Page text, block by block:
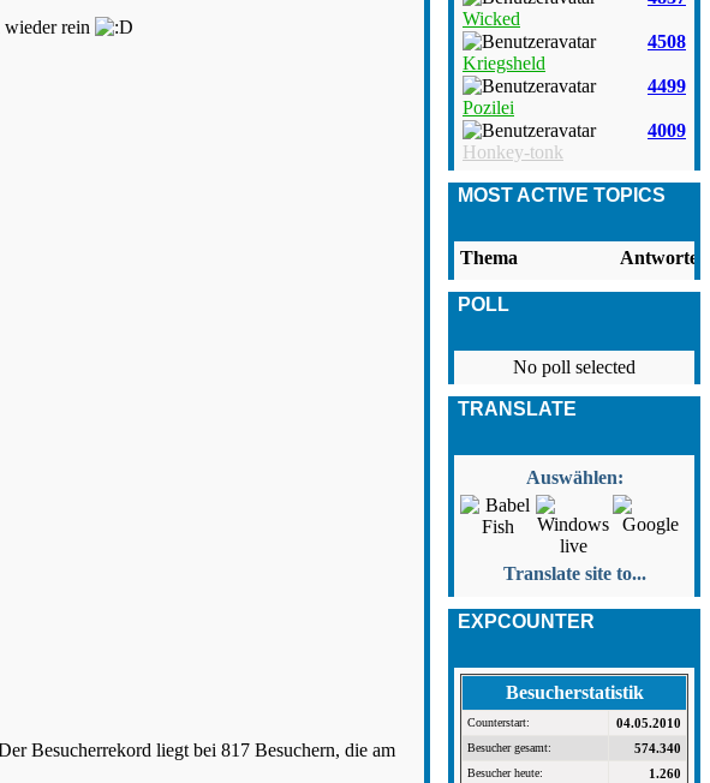
wieder rein
Besucherrekord liegt bei 817 Besuchern, die am
Wicked
Kriegsheld
4508
Pozilei
4499
Honkey-tonk
4009
MOST ACTIVE TOPICS
Thema Antworten
POLL
No poll selected
TRANSLATE
Auswählen:
Translate site to...
EXPCOUNTER
Besucherstatistik
Counterstart: 04.05.2010
Besucher gesamt: 574.340
Besucher heute: 1.260